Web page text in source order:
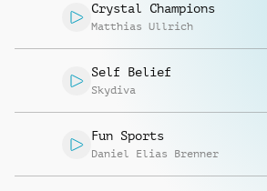
Richiedi musica
Crystal Champions
Matthias Ullrich
Self Belief
Skydiva
Fun Sports
Daniel Elias Brenner